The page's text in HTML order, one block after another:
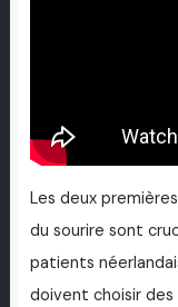
Les deux
du sourire sont
patients
doivent choisir